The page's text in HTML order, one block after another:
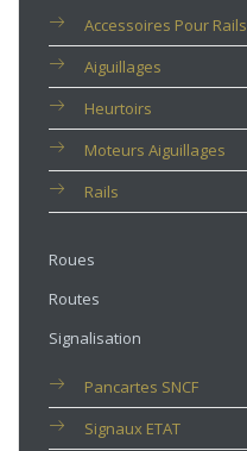
Accessoires Pour Rails
Aiguillages
Heurtoirs
Moteurs Aiguillages
Rails
Roues
Routes
Signalisation
Pancartes SNCF
Signaux ETAT